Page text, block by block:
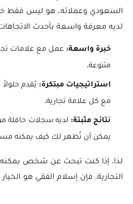
السعودي وعملائه. هو ليس فقط
لديه معرفة واسعة بأحدث الاتجاهات
خبرة واسعة: عمل مع علامات
متنوعة.
استراتيجيات مبتكرة: يُقدم
مع كل علامة تجارية.
نتائج مثبتة: لديه سجلات حافلة من
يمكن أن تُظهر لك كيف يمكنه
لذا، إذا كنت تبحث عن شخص
التجارية، فإن إسلام الفقي هو